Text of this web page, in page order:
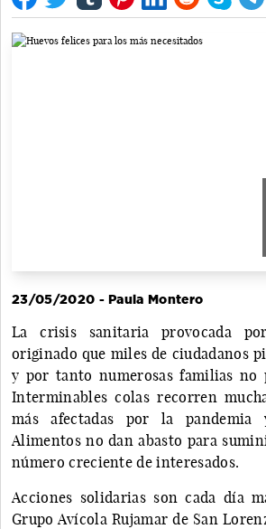
23/05/2020 - Paula Montero
La crisis sanitaria provocada
originado que miles de ciudadanos
y por tanto numerosas familias no
Interminables colas recorren
más afectadas por la
Alimentos no dan abasto para
número creciente de interesados.
Acciones solidarias son cada día
Grupo Avícola Rujamar de San